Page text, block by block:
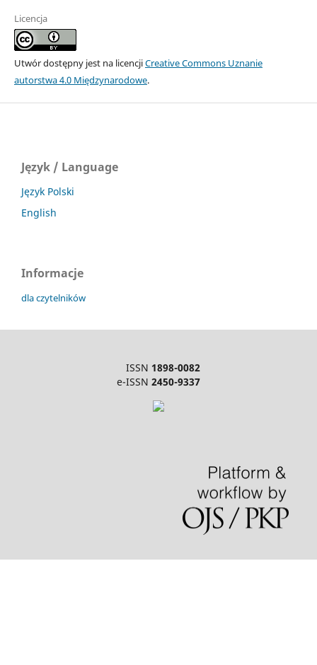
Licencja
Utwór dostępny jest na licencjiCreative Commons Uznanie
autorstwa 4.0 Międzynarodowe.
Język / Language
Język Polski
English
Informacje
dla czytelników
ISSN 1898-0082
e-ISSN 2450-9337